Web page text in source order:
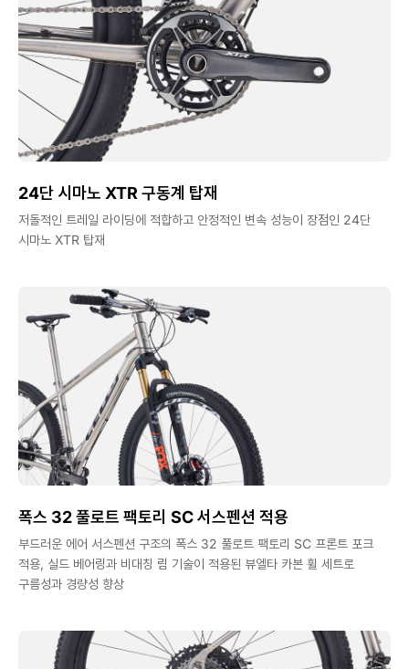
24단 시마노 XTR 구동계 탑재
저돌적인 트레일 라이딩에 적합하고 안정적인 변속 성능이 장점인 24단
시마노 XTR 탑재
폭스 32 풀로트 팩토리 SC 서스펜션 적용
부드러운 에어 서스펜션 구조의 폭스 32 풀로트 팩토리 SC 프론트 포크
적용, 실드 베어링과 비대칭 림 기술이 적용된 뷰엘타 카본 휠 세트로
구름성과 경량성 향상